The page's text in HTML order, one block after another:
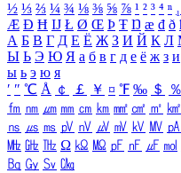
½ ⅓ ⅔ ¼ ¾ ⅛ ⅜ ⅝ ⅞ ¹ ² ³ ⁴ ⁿ ₁
Æ Ð Ħ Ĳ Ł Ø Œ Þ Ŧ Ŋ æ đ ð
А Б В Г Д Е Ё Ж З И Й К Л
Ы Ь Э Ю Я а б в г д е ё ж з и
ы ь э ю я
′ ″ ℃ Å ￠ ￡ ￥ ¤ ℉ ‰ ＄ ％
㎙ ㎚ ㎛ ㎜ ㎝ ㎞ ㎟ ㎠ ㎡ ㎢
㎱ ㎲ ㎳ ㎴ ㎵ ㎶ ㎷ ㎸ ㎹ ㎀
㎒ ㎓ ㎔ Ω ㏀ ㏁ ㎊ ㎋ ㎌ ㏖
㏃ ㏉ ㏜ ㏆